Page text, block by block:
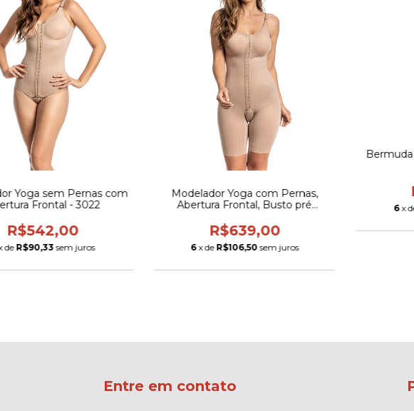
Yoga sem Pernas com
Frontal - 3022
R$542,00
de R$90,33 sem juros
Modelador Yoga com Pernas,
Abertura Frontal, Busto pré
J
R$639,00
6 x de R$106,50 sem juros
6 x
Entre em contato